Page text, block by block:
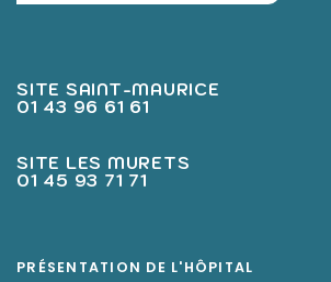
SITE SAINT-MAURICE
01 43 96 61 61
SITE LES MURETS
01 45 93 71 71
PRÉSENTATION DE L'HÔPITAL